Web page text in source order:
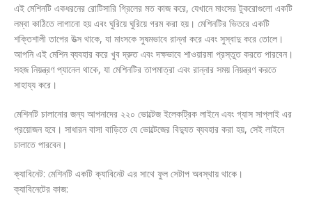
এই মেশিনটি একধরনের রোটিসারি গ্রিলের মত কাজ করে, যেখানে মাংসের টুকরোগুলো একটি
লম্বা কাঠিতে লাগানো হয় এবং ঘুরিয়ে ঘুরিয়ে গরম করা হয়। মেশিনটির ভিতরে একটি
শক্তিশালী তাপের উত্স থাকে, যা মাংসকে সুষমভাবে রান্না করে এবং সুস্বাদু করে তোলে।
আপনি এই মেশিন ব্যবহার করে খুব দ্রুত এবং দক্ষভাবে শাওয়ারমা প্রস্তুত করতে পারবেন।
সহজ নিয়ন্ত্রণ প্যানেল থাকে, যা মেশিনটির তাপমাত্রা এবং রান্নার সময় নিয়ন্ত্রণ করতে
সাহায্য করে।
মেশিনটি চালানোর জন্য আপনাদের ২২০ ভোল্টেজ ইলেকট্রিক লাইনে এবং গ্যাস সাপ্লাই এর
প্রয়োজন হবে। সাধারন বাসা বাড়িতে যে ভোল্টেজের বিদ্যুত ব্যবহার করা হয়, সেই লাইনে
চালাতে পারবেন।
ক্যাবিনেট: মেশিনটি একটি ক্যাবিনেট এর সাথে ফুল সেটাপ অবস্থায় থাকে।
ক্যাবিনেটের কাজ: